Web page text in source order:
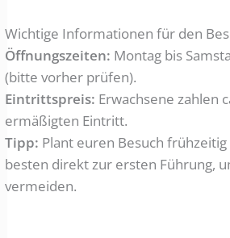
Wichtige Informationen für den
Öffnungszeiten: Montag bis
(bitte vorher prüfen).
Eintrittspreis: Erwachsene zahlen
ermäßigten Eintritt.
Tipp: Plant euren Besuch
besten direkt zur ersten Führung,
vermeiden.